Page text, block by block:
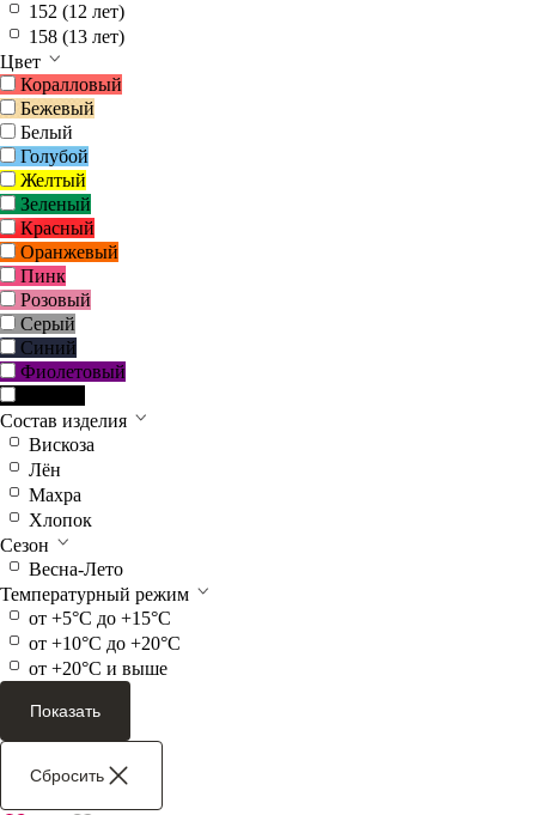
152 (12 лет)
158 (13 лет)
Цвет
Коралловый
Бежевый
Белый
Голубой
Желтый
Зеленый
Красный
Оранжевый
Пинк
Розовый
Серый
Синий
Фиолетовый
Состав изделия
Вискоза
Лён
Махра
Хлопок
Сезон
Весна-Лето
Температурный режим
от +5°C до +15°C
от +10°C до +20°C
от +20°C и выше
Показать
Сбросить